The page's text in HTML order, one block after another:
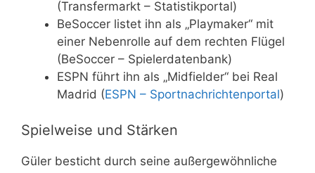
(Transfermarkt – Statistikportal)
BeSoccer listet ihn als „Playmaker“ mit
einer Nebenrolle auf dem rechten Flügel
(BeSoccer – Spielerdatenbank)
ESPN führt ihn als „Midfielder“ bei Real
Madrid (ESPN – Sportnachrichtenportal)
Spielweise und Stärken
Güler besticht durch seine außergewöhnliche